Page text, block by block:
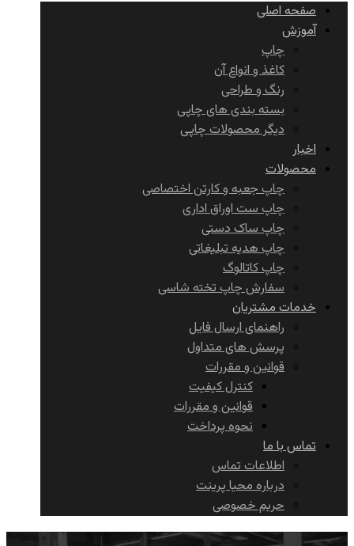
صفحه اصلی
آموزش
چاپ
کاغذ و انواع آن
رنگ و طراحی
بسته بندی های چاپی
دیگر محصولات چاپی
اخبار
محصولات
چاپ جعبه و کارتن اختصاصی
چاپ ست اوراق اداری
چاپ ساک دستی
چاپ هدیه تبلیغاتی
چاپ کاتالوگ
سفارش چاپ تخته شاسی
خدمات مشتریان
راهنمای ارسال فایل
پرسش های متداول
قوانین و مقررات
کنترل کیفیت
قوانین و مقررات
نحوه پرداخت
تماس با ما
اطلاعات تماس
درباره محیا پرینت
حریم خصوصی